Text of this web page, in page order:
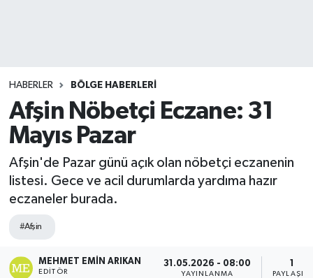
HABERLER BÖLGE HABERLERI
Afşin Nöbetçi Eczane: 31
Mayıs Pazar
Afşin'de Pazar günü açık olan nöbetçi eczanenin
listesi. Gece ve acil durumlarda yardıma hazır
eczaneler burada.
#Afşin
MEHMET EMIN ARIKAN
EDITÖR
31.05.2026 - 08:00
YAYINLANMA
1
PAYLAŞIM
Tüm Manşetler
Son Dakika Haberleri
Haber Arşivi